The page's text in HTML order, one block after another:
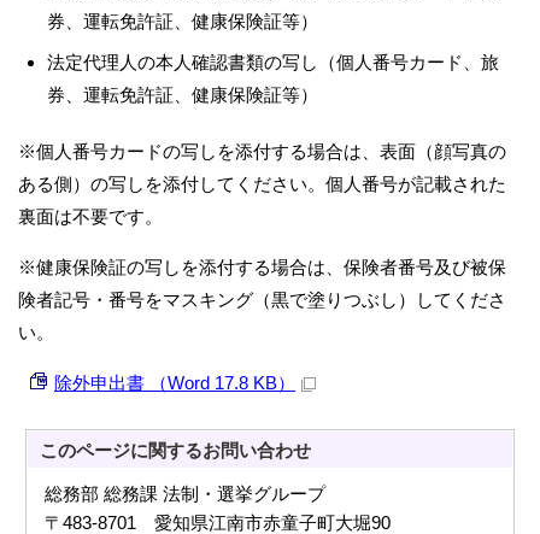
券、運転免許証、健康保険証等）
法定代理人の本人確認書類の写し（個人番号カード、旅
券、運転免許証、健康保険証等）
※個人番号カードの写しを添付する場合は、表面（顔写真の
ある側）の写しを添付してください。個人番号が記載された
裏面は不要です。
※健康保険証の写しを添付する場合は、保険者番号及び被保
険者記号・番号をマスキング（黒で塗りつぶし）してくださ
い。
除外申出書 （Word 17.8 KB）
このページに関するお問い合わせ
総務部 総務課 法制・選挙グループ
〒483-8701 愛知県江南市赤童子町大堀90